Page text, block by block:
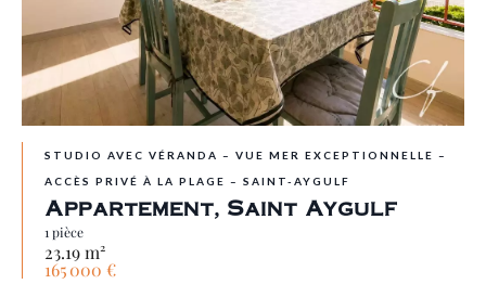
STUDIO AVEC VÉRANDA – VUE MER EXCEPTIONNELLE –
ACCÈS PRIVÉ À LA PLAGE – SAINT-AYGULF
Appartement, Saint Aygulf
1 pièce
23.19 m²
165 000 €